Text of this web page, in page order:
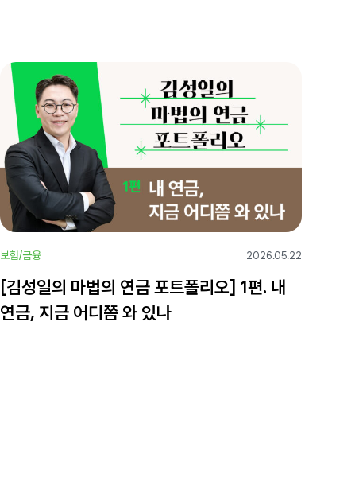
보험/금융 2026.05.22
[김성일의 마법의 연금 포트폴리오] 1편. 내
연금, 지금 어디쯤 와 있나